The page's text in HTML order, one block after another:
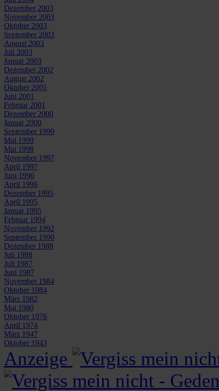
Dezember 2003
November 2003
Oktober 2003
September 2003
August 2003
Juli 2003
Januar 2003
Dezember 2002
August 2002
Oktober 2001
Juni 2001
Februar 2001
Dezember 2000
Januar 2000
September 1999
Mai 1999
Mai 1998
November 1997
April 1997
Juni 1996
April 1996
Dezember 1995
April 1995
Januar 1995
Februar 1994
November 1992
September 1990
Dezember 1988
Juli 1988
Juli 1987
Juni 1987
November 1984
Oktober 1984
März 1982
Mai 1980
Oktober 1976
April 1974
März 1947
Oktober 1943
Anzeige